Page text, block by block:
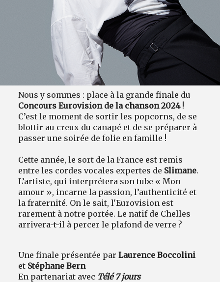
Nous y sommes : place à la grande finale du
Concours Eurovision de la chanson 2024!
C’est le moment de sortir les popcorns, de se
blottir au creux du canapé et de se préparer à
passer une soirée de folie en famille !
Cette année, le sort de la France est remis
entre les cordes vocales expertes de Slimane.
L’artiste, qui interprétera son tube « Mon
amour », incarne la passion, l’authenticité et
la fraternité. On le sait, l'Eurovision est
rarement à notre portée. Le natif de Chelles
arrivera-t-il à percer le plafond de verre ?
Une finale présentée parLaurence Boccolini
et Stéphane Bern
En partenariat avec Télé 7 jours